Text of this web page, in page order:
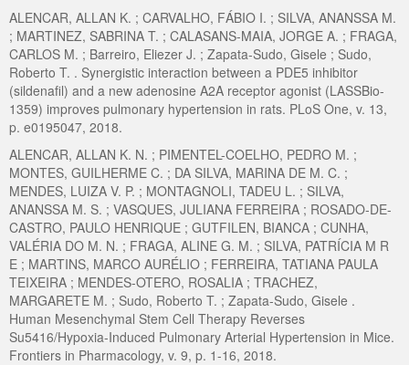
ALENCAR, ALLAN K. ; CARVALHO, FÁBIO I. ; SILVA, ANANSSA M.
; MARTINEZ, SABRINA T. ; CALASANS-MAIA, JORGE A. ; FRAGA,
CARLOS M. ; Barreiro, Eliezer J. ; Zapata-Sudo, Gisele ; Sudo,
Roberto T. . Synergistic interaction between a PDE5 inhibitor
(sildenafil) and a new adenosine A2A receptor agonist (LASSBio-
1359) improves pulmonary hypertension in rats. PLoS One, v. 13,
p. e0195047, 2018.
ALENCAR, ALLAN K. N. ; PIMENTEL-COELHO, PEDRO M. ;
MONTES, GUILHERME C. ; DA SILVA, MARINA DE M. C. ;
MENDES, LUIZA V. P. ; MONTAGNOLI, TADEU L. ; SILVA,
ANANSSA M. S. ; VASQUES, JULIANA FERREIRA ; ROSADO-DE-
CASTRO, PAULO HENRIQUE ; GUTFILEN, BIANCA ; CUNHA,
VALÉRIA DO M. N. ; FRAGA, ALINE G. M. ; SILVA, PATRÍCIA M R
E ; MARTINS, MARCO AURÉLIO ; FERREIRA, TATIANA PAULA
TEIXEIRA ; MENDES-OTERO, ROSALIA ; TRACHEZ,
MARGARETE M. ; Sudo, Roberto T. ; Zapata-Sudo, Gisele .
Human Mesenchymal Stem Cell Therapy Reverses
Su5416/Hypoxia-Induced Pulmonary Arterial Hypertension in Mice.
Frontiers in Pharmacology, v. 9, p. 1-16, 2018.